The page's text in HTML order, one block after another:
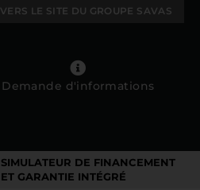
VERS LE SITE DU GROUPE SAVAS
Demande d'informations
SIMULATEUR DE FINANCEMENT
ET GARANTIE INTÉGRÉ